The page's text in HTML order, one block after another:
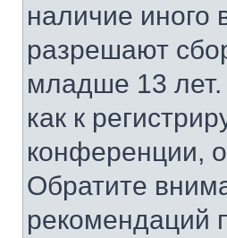
наличие иного
разрешают
младше 13
как к
конференции,
Обратите
рекомендаций